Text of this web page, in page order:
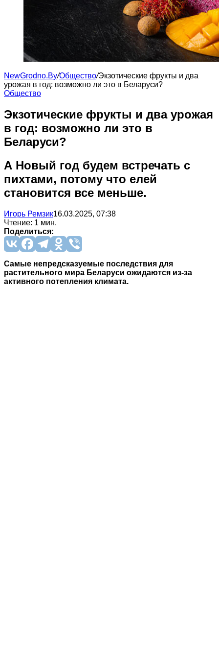
NewGrodno.By/Общество/Экзотические фрукты и два
урожая в год: возможно ли это в Беларуси?
Общество
Экзотические фрукты и два урожая
в год: возможно ли это в
Беларуси?
А Новый год будем встречать с
пихтами, потому что елей
становится все меньше.
Игорь Ремзик16.03.2025, 07:38
Чтение: 1 мин.
Поделиться:
Самые непредсказуемые последствия для
растительного мира Беларуси ожидаются из-за
активного потепления климата.